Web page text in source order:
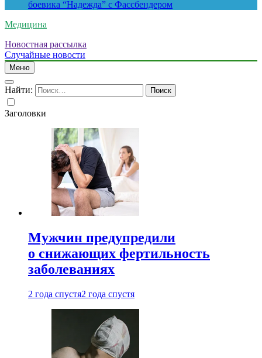
боевика “Надежда” с Фассбендером
Медицина
Новостная рассылка
Случайные новости
Меню
Найти:
Заголовки
Мужчин предупредили
о снижающих фертильность
заболеваниях
2 года спустя2 года спустя